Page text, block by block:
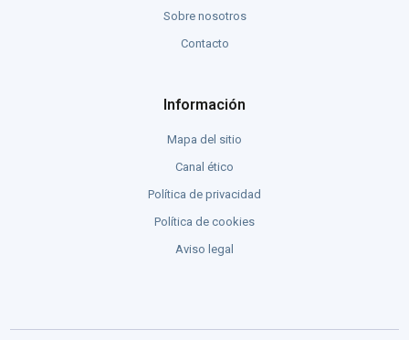
Sobre nosotros
Contacto
Información
Mapa del sitio
Canal ético
Política de privacidad
Política de cookies
Aviso legal